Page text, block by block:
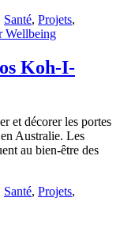
Santé, Projets,
Wellbeing
Koh-I-
et décorer les portes
Australie. Les
au bien-être des
Santé, Projets,